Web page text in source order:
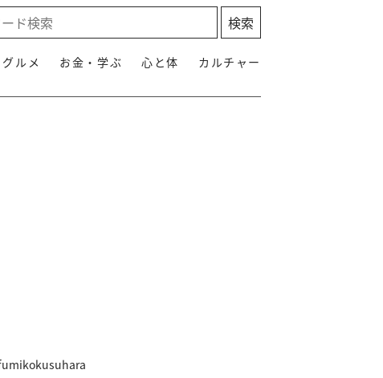
ルメ お金・学ぶ 心と体 カルチャー